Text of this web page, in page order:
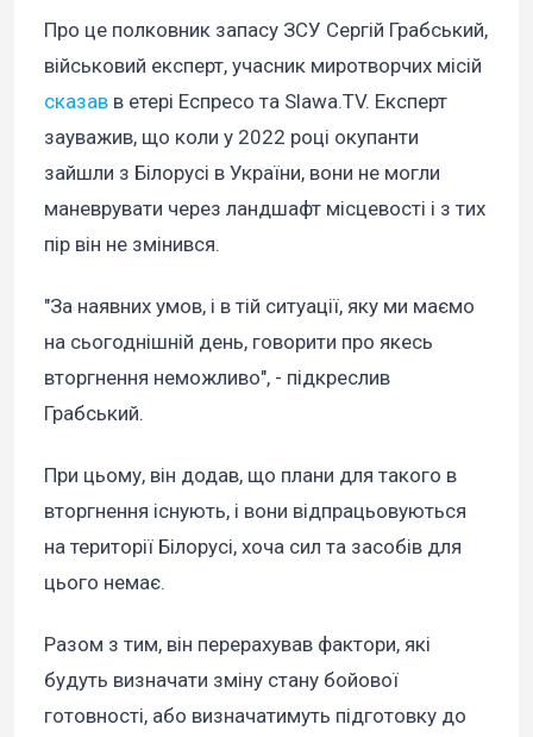
Про це полковник запасу ЗСУ Сергій Грабський,
військовий експерт, учасник миротворчих місій
сказав в етері Еспресо та Slawa.TV. Експерт
зауважив, що коли у 2022 році окупанти
зайшли з Білорусі в України, вони не могли
маневрувати через ландшафт місцевості і з тих
пір він не змінився.
"За наявних умов, і в тій ситуації, яку ми маємо
на сьогоднішній день, говорити про якесь
вторгнення неможливо", - підкреслив
Грабський.
При цьому, він додав, що плани для такого в
вторгнення існують, і вони відпрацьовуються
на території Білорусі, хоча сил та засобів для
цього немає.
Разом з тим, він перерахував фактори, які
будуть визначати зміну стану бойової
готовності, або визначатимуть підготовку до